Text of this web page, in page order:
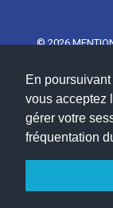
En
vous acceptez
gérer votre
fréquentation
© 2026